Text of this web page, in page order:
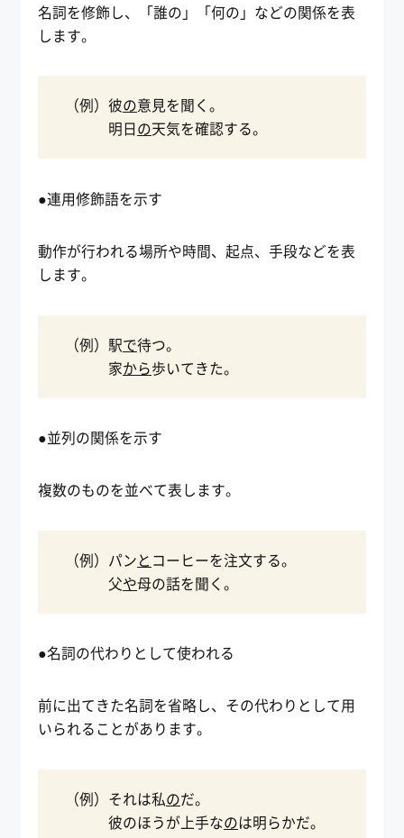
名詞を修飾し、「誰の」「何の」などの関係を表
します。
（例）彼の意見を聞く。
明日の天気を確認する。
●連用修飾語を示す
動作が行われる場所や時間、起点、手段などを表
します。
（例）駅で待つ。
家から歩いてきた。
●並列の関係を示す
複数のものを並べて表します。
（例）パンと コーヒーを注文する。
父や母の話を聞く。
●名詞の代わりとして使われる
前に出てきた名詞を省略し、その代わりとして用
いられることがあります。
（例）それは私のだ。
彼のほうが上手なのは明らかだ。